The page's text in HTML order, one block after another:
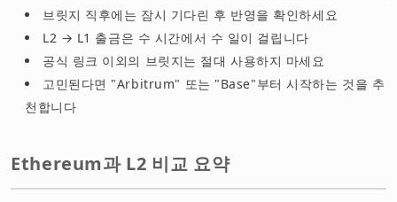
브릿지 직후에는 잠시 기다린 후 반영을 확인하세요
L2 → L1 출금은 수 시간에서 수 일이 걸립니다
공식 링크 이외의 브릿지는 절대 사용하지 마세요
고민된다면 "Arbitrum" 또는 "Base"부터 시작하는 것을 추
천합니다
Ethereum과 L2 비교 요약